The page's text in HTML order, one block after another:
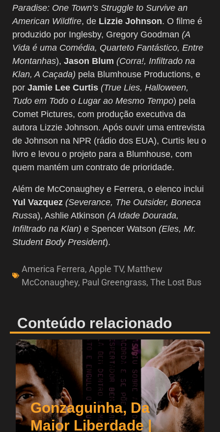
Paradise: One Town’s Struggle to Survive an
American Wildfire, de Lizzie Johnson. O filme é
produzido por Inglesby, Gregory Goodman (A
Vida é uma Comédia, Quarteto Fantástico, Entre
Montanhas), Jason Blum (Corra!, Infiltrado na
Klan, A Caçada) pela Blumhouse Productions, e
por Jamie Lee Curtis (True Lies, Halloween,
Tudo em Todo o Lugar ao Mesmo Tempo) pela
Comet Pictures, com produção executiva da
autora Lizzie Johnson. Após ouvir uma entrevista
de Johnson na NPR (rádio dos EUA), Curtis leu o
livro e levou o projeto para a Blumhouse, com
quem mantém um contrato de prioridade.
Além de McConaughey e Ferrera, o elenco inclui
Yul Vazquez (Severance, The Outsider, Boneca
Russa), Ashlie Atkinson (A Idade Dourada,
Infiltrado na Klan) e Spencer Watson (Eles, Mr.
Student Body President).
America Ferrera, Apple TV, Matthew
McConaughey, Paul Greengrass, The Lost Bus
Conteúdo relacionado
Gonzaguinha, Da
Maior Liberdade |